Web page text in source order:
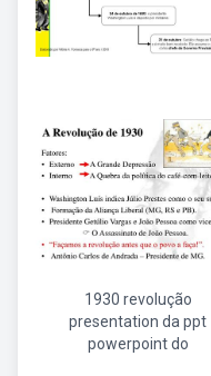
1930 revolução
presentation da ppt
powerpoint do